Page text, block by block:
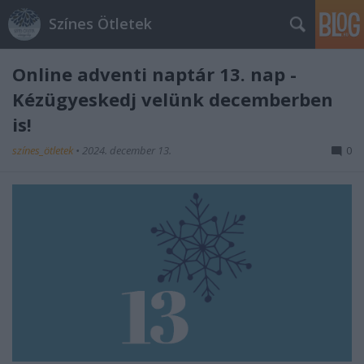
Színes Ötletek
Online adventi naptár 13. nap -
Kézügyeskedj velünk decemberben
is!
színes_ötletek • 2024. december 13. 0